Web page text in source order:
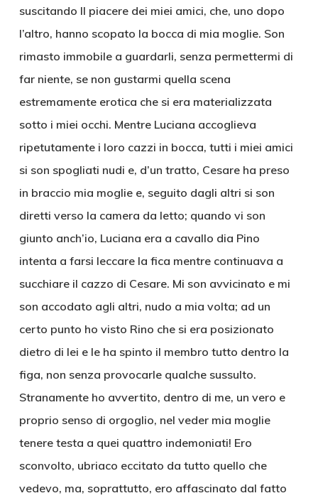
suscitando Il piacere dei miei amici, che, uno dopo
l’altro, hanno scopato la bocca di mia moglie. Son
rimasto immobile a guardarli, senza permettermi di
far niente, se non gustarmi quella scena
estremamente erotica che si era materializzata
sotto i miei occhi. Mentre Luciana accoglieva
ripetutamente i loro cazzi in bocca, tutti i miei amici
si son spogliati nudi e, d’un tratto, Cesare ha preso
in braccio mia moglie e, seguito dagli altri si son
diretti verso la camera da letto; quando vi son
giunto anch’io, Luciana era a cavallo dia Pino
intenta a farsi leccare la fica mentre continuava a
succhiare il cazzo di Cesare. Mi son avvicinato e mi
son accodato agli altri, nudo a mia volta; ad un
certo punto ho visto Rino che si era posizionato
dietro di lei e le ha spinto il membro tutto dentro la
figa, non senza provocarle qualche sussulto.
Stranamente ho avvertito, dentro di me, un vero e
proprio senso di orgoglio, nel veder mia moglie
tenere testa a quei quattro indemoniati! Ero
sconvolto, ubriaco eccitato da tutto quello che
vedevo, ma, soprattutto, ero affascinato dal fatto